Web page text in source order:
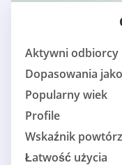
Aktywni odbiorcy
Dopasowania
Popularny wiek
Profile
Wskaźnik
Łatwość użycia